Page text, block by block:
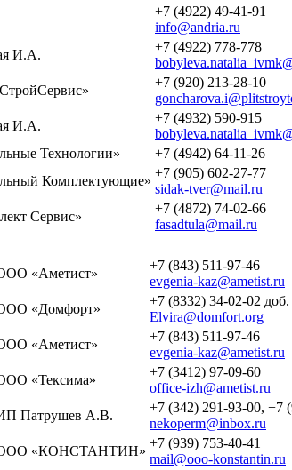
+7 (4922) 49-41-91
info@andria.ru
И.А.
+7 (4922) 778-778
+7 (920) 213-28-10
И.А.
+7 (4932) 590-915
Технологии»
+7 (4942) 64-11-26
Комплектующие»
+7 (905) 602-27-77
sidak-tver@mail.ru
Сервис»
+7 (4872) 74-02-66
fasadtula@mail.ru
«Аметист»
+7 (843) 511-97-46
evgenia-kaz@ametist.ru
«Домфорт»
+7 (8332) 34-02-02
Elvira@domfort.org
«Аметист»
+7 (843) 511-97-46
evgenia-kaz@ametist.ru
«Тексима»
+7 (3412) 97-09-60
office-izh@ametist.ru
Патрушев А.В.
+7 (342) 291-93-00, +7
nekoperm@inbox.ru
«КОНСТАНТИН»
+7 (939) 753-40-41
mail@ooo-konstantin.ru